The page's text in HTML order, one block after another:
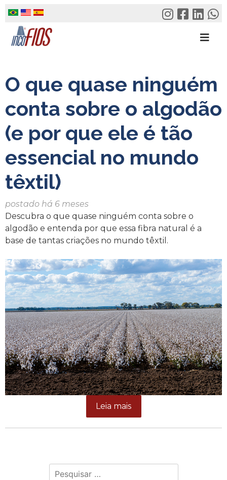
content
Pesquisar
O que quase ninguém
conta sobre o algodão
(e por que ele é tão
essencial no mundo
têxtil)
postado há 6 meses
Descubra o que quase ninguém conta sobre o
algodão e entenda por que essa fibra natural é a
base de tantas criações no mundo têxtil.
Leia mais